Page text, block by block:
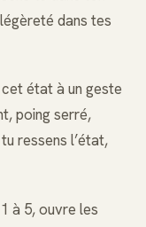
dans tes
état à un geste
poing serré,
ressens l’état,
à 5, ouvre les